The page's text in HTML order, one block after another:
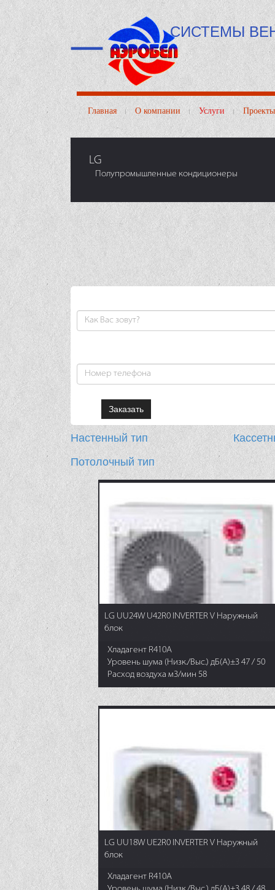
СИСТЕМЫ
Главная О компании Услуги Проекты
LG
Полупромышленные кондиционеры
Настенный тип
Потолочный тип
LG UU24W U42R0 INVERTER V Наружный
блок
Хладагент R410A
Уровень шума (Низк./Выс.) дБ(А)±3 47 / 50
Расход воздуха м3/мин 58
LG UU18W UE2R0 INVERTER V Наружный
блок
Хладагент R410A